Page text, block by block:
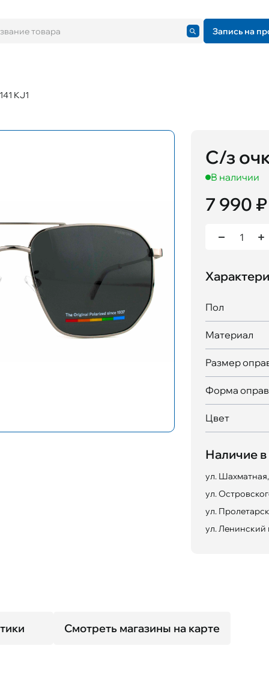
Запись на
KJ1
С/з
В наличии
7 990 ₽
Пол
Материал
Размер
Форма
Цвет
Наличие в
ул.
ул.
ул.
ул. Ленинский
Смотреть магазины на карте